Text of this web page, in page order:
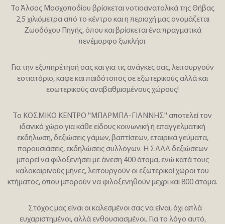
Το Άλσος Μοσχοποδίου βρίσκεται νοτιοανατολικά της Θήβας
2,5 χιλιόμετρα από το κέντρο και η περιοχή μας ονομάζεται
Ζωοδόχου Πηγής, όπου και βρίσκεται ένα πραγματικά
πενέμορφο ξωκλήσι.
Για την εξυπηρέτησή σας και για τις ανάγκες σας, λειτουργούν
εστιατόριο, καφε και παιδότοπος σε εξωτερικούς αλλά και
εσωτερικούς αναβαθμισμένους χώρους!
Το ΚΟΣΜΙΚΟ ΚΕΝΤΡΟ ''ΜΠΑΡΜΠΑ-ΓΙΑΝΝΗΣ'' αποτελεί τον
ιδανικό χώρο για κάθε είδους κοινωνική ή επαγγελματική
εκδήλωση, δεξιώσεις γάμων, βαπτίσεων, εταιρικά γεύματα,
παρουσιάσεις, εκδηλώσεις συλλόγων. Η ΣΑΛΑ δεξιώσεων
μπορεί να φιλοξενήσει με άνεση 400 άτομα, ενώ κατά τους
καλοκαιρινούς μήνες, λειτουργούν οι εξωτερικοί χώροι του
κτήματος, όπου μπορούν να φιλοξενηθούν μεχρι και 800 άτομα.
Στόχος μας είναι οι καλεσμένοι σας να είναι, όχι απλά
ευχαριστημένοι, αλλά ενθουσιασμένοι. Για το λόγο αυτό,